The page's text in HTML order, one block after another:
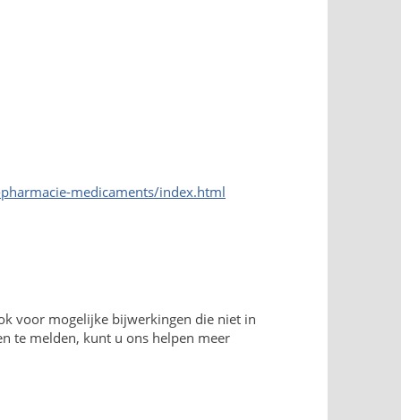
medicaments/index.html
voor mogelijke bijwerkingen die niet in
te melden, kunt u ons helpen meer